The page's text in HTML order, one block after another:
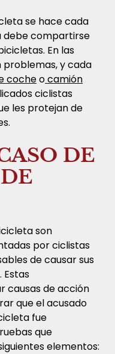
se hace cada
debe compartirse
En las
y cada
cocheocamión
ciclistas
les protejan de
DE
son
por ciclistas
de causar sus
Estas
causas de acción
que el acusado
fue
que
elementos: